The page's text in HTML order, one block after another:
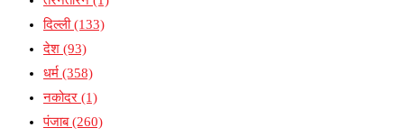
दिल्ली(133)
देश (93)
धर्म (358)
नकोदर (1)
पंजाब(260)